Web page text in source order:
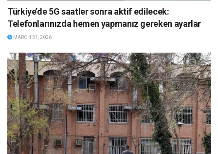
Türkiye’de 5G saatler sonra aktif edilecek:
Telefonlarınızda hemen yapmanız gereken ayarlar
MARCH 31, 2026